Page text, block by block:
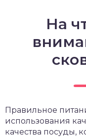
На
Правильное
использования
качества посуды,